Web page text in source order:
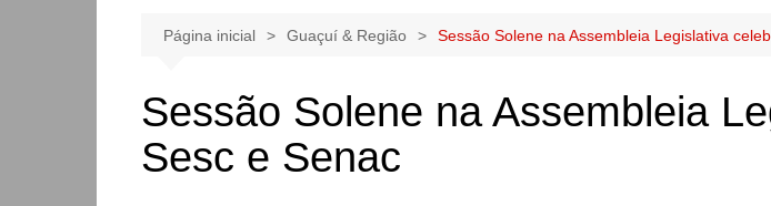
Página inicial Guaçuí & Região Sessão Solene na Assembleia Legislativa
Sessão Solene na Assembleia
Sesc e Senac